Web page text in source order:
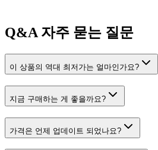
Q&A자주 묻는 질문
이 상품의 역대 최저가는 얼마인가요?
지금 구매하는 게 좋을까요?
가격은 언제 업데이트 되었나요?